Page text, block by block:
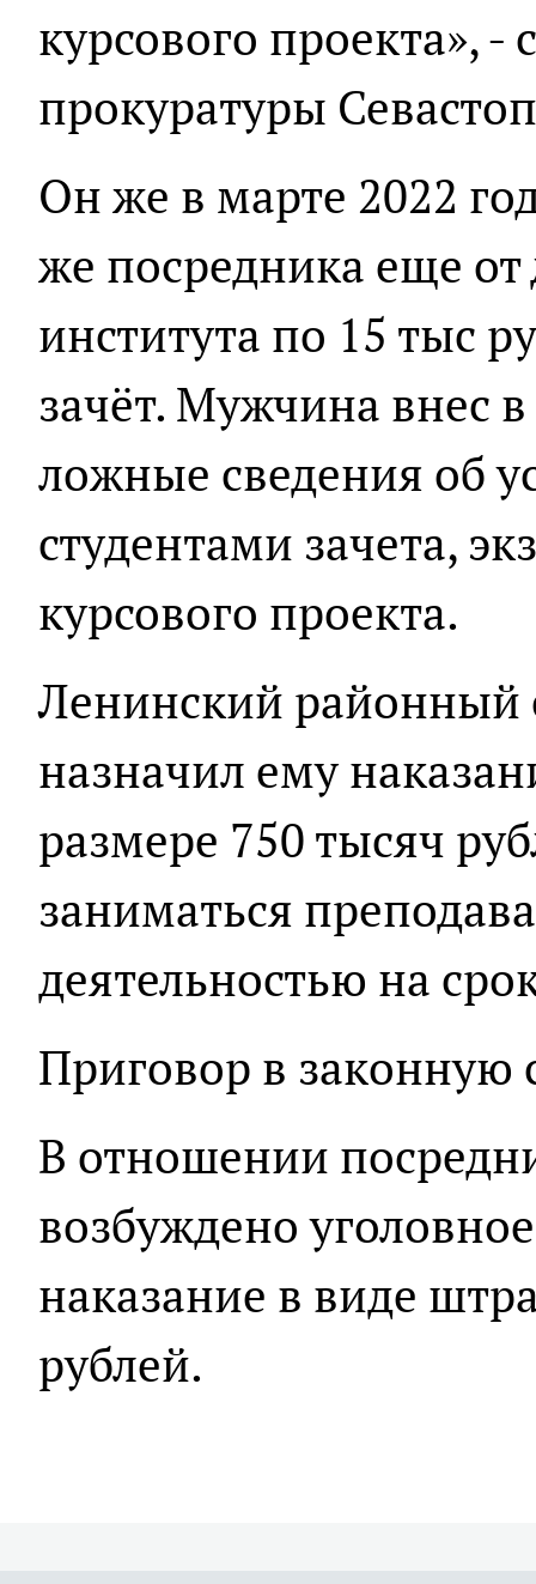
курсового проекта»,
прокуратуры
Он же в марте 2022
же посредника еще от
института по 15 тыс
зачёт. Мужчина внес
ложные сведения об
студентами зачета,
курсового проекта.
Ленинский районный
назначил ему
размере 750 тысяч
заниматься
деятельностью на
Приговор в законную
В отношении
возбуждено
наказание в виде
рублей.